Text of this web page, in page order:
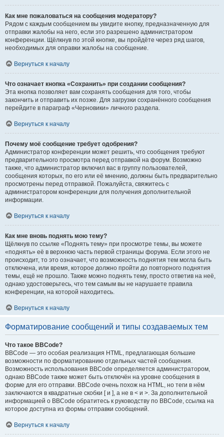
Как мне пожаловаться на сообщения модератору?
Рядом с каждым сообщением вы увидите кнопку, предназначенную для
отправки жалобы на него, если это разрешено администратором
конференции. Щёлкнув по этой кнопке, вы пройдёте через ряд шагов,
необходимых для оправки жалобы на сообщение.
Вернуться к началу
Что означает кнопка «Сохранить» при создании сообщения?
Эта кнопка позволяет вам сохранять сообщения для того, чтобы
закончить и отправить их позже. Для загрузки сохранённого сообщения
перейдите в параграф «Черновики» личного раздела.
Вернуться к началу
Почему моё сообщение требует одобрения?
Администратор конференции может решить, что сообщения требуют
предварительного просмотра перед отправкой на форум. Возможно
также, что администратор включил вас в группу пользователей,
сообщения которых, по его или её мнению, должны быть предварительно
просмотрены перед отправкой. Пожалуйста, свяжитесь с
администратором конференции для получения дополнительной
информации.
Вернуться к началу
Как мне вновь поднять мою тему?
Щёлкнув по ссылке «Поднять тему» при просмотре темы, вы можете
«поднять» её в верхнюю часть первой страницы форума. Если этого не
происходит, то это означает, что возможность поднятия тем могла быть
отключена, или время, которое должно пройти до повторного поднятия
темы, ещё не прошло. Также можно поднять тему, просто ответив на неё,
однако удостоверьтесь, что тем самым вы не нарушаете правила
конференции, на которой находитесь.
Вернуться к началу
Форматирование сообщений и типы создаваемых тем
Что такое BBCode?
BBCode — это особая реализация HTML, предлагающая большие
возможности по форматированию отдельных частей сообщения.
Возможность использования BBCode определяется администратором,
однако BBCode также может быть отключён на уровне сообщения в
форме для его отправки. BBCode очень похож на HTML, но теги в нём
заключаются в квадратные скобки [ и ], а не в < и >. За дополнительной
информацией о BBCode обратитесь к руководству по BBCode, ссылка на
которое доступна из формы отправки сообщений.
Вернуться к началу